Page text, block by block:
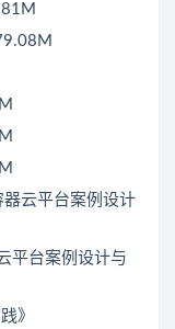
云平台案例设计
平台案例设计与
》